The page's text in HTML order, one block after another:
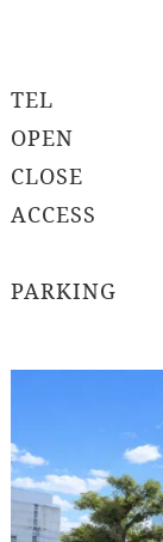
TEL
OPEN
CLOSE
ACCESS
PARKING